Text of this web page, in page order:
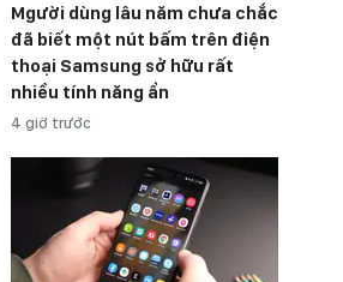
Mgười dùng lâu năm chưa chắc
đã biết một nút bấm trên điện
thoại Samsung sở hữu rất
nhiều tính năng ẩn
4 giờ trước